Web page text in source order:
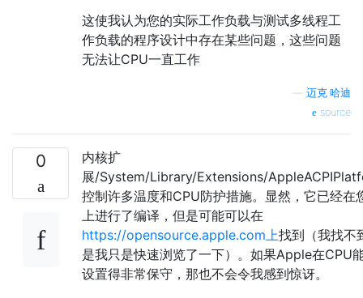
这使我认为您的实际工作负载与测试多线程工
作负载的程序设计中存在某些问题，这些问题
无法让CPU一直工作
迈克·哈迪
source
0
内核扩
展/System/Library/Extensions/
控制许多温度和CPU防护措施。显然，它已经在
上进行了编译，但是可能可以在
https://opensource.apple.com上找到（我找不
是我只是快速浏览了一下）。如果Apple在CPU
设置得非常保守，那也不会令我感到惊讶。